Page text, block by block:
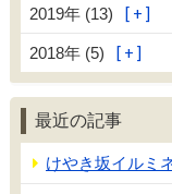
2019年 (13)
2018年 (5)
最近の記事
けやき坂イルミ